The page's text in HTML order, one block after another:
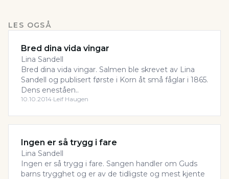
LES OGSÅ
Bred dina vida vingar
Lina Sandell
Bred dina vida vingar. Salmen ble skrevet av Lina
Sandell og publisert første i Korn åt små fåglar i 1865.
Dens eneståen..
10.10.2014·Leif Haugen
Ingen er så trygg i fare
Lina Sandell
Ingen er så trygg i fare. Sangen handler om Guds
barns trygghet og er av de tidligste og mest kjente